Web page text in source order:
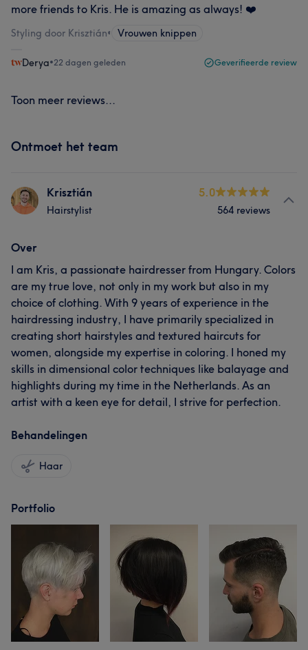
more friends to Kris. He is amazing as always! ❤️
Styling door Krisztián• Vrouwen knippen
Derya•22 dagen geleden Geverifieerde review
Toon meer reviews...
Ontmoet het team
Krisztián
Hairstylist
5.0
564 reviews
Over
I am Kris, a passionate hairdresser from Hungary. Colors
are my true love, not only in my work but also in my
choice of clothing. With 9 years of experience in the
hairdressing industry, I have primarily specialized in
creating short hairstyles and textured haircuts for
women, alongside my expertise in coloring. I honed my
skills in dimensional color techniques like balayage and
highlights during my time in the Netherlands. As an
artist with a keen eye for detail, I strive for perfection.
Behandelingen
Haar
Portfolio